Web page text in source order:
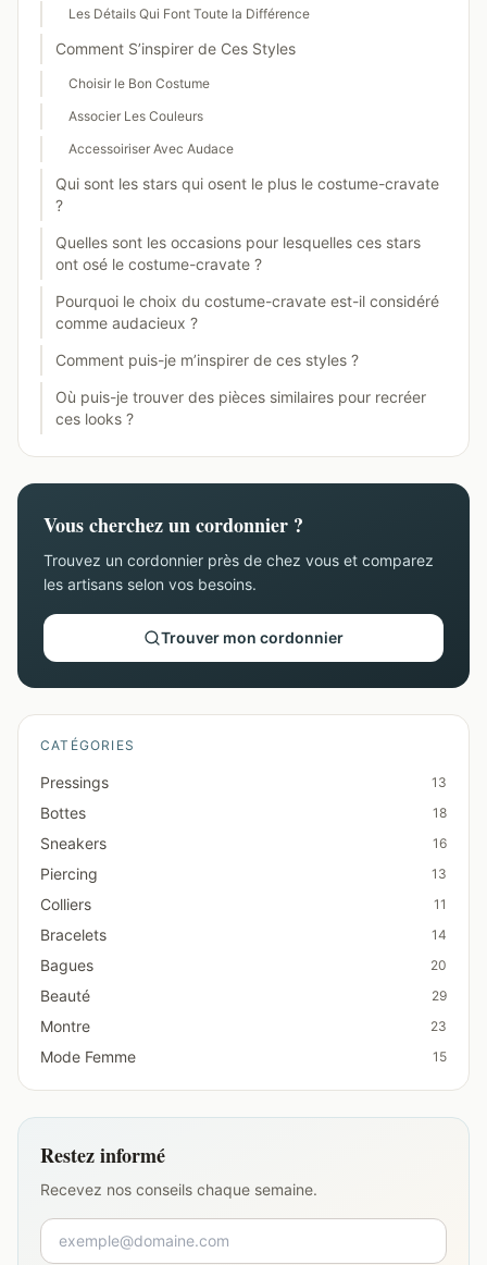
Les Détails Qui Font Toute la Différence
Comment S’inspirer de Ces Styles
Choisir le Bon Costume
Associer Les Couleurs
Accessoiriser Avec Audace
Qui sont les stars qui osent le plus le costume-cravate
?
Quelles sont les occasions pour lesquelles ces stars
ont osé le costume-cravate ?
Pourquoi le choix du costume-cravate est-il considéré
comme audacieux ?
Comment puis-je m’inspirer de ces styles ?
Où puis-je trouver des pièces similaires pour recréer
ces looks ?
Vous cherchez un cordonnier ?
Trouvez un cordonnier près de chez vous et comparez
les artisans selon vos besoins.
Trouver mon cordonnier
CATÉGORIES
Pressings 13
Bottes 18
Sneakers 16
Piercing 13
Colliers 11
Bracelets 14
Bagues 20
Beauté 29
Montre 23
Mode Femme 15
Restez informé
Recevez nos conseils chaque semaine.